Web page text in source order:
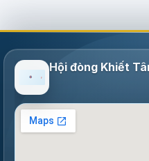
Hội đòng Khiết